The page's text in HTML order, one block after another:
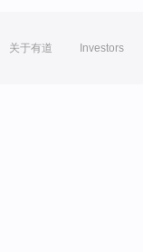
关于有道 Investors